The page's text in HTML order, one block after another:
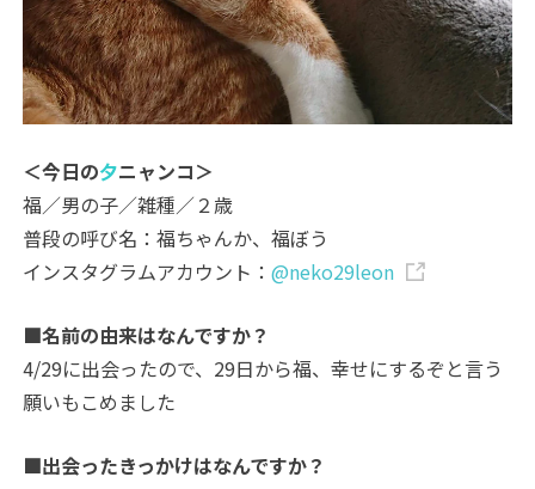
＜今日の夕ニャンコ＞
福／男の子／雑種／２歳
普段の呼び名：福ちゃんか、福ぼう
インスタグラムアカウント：@neko29leon
■名前の由来はなんですか？
4/29に出会ったので、29日から福、幸せにするぞと言う
願いもこめました
■出会ったきっかけはなんですか？